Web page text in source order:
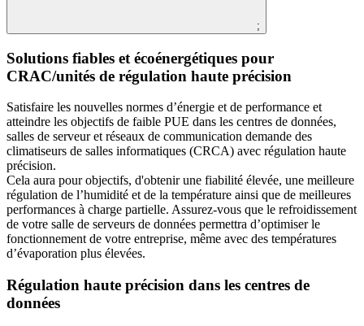
;
Solutions fiables et écoénergétiques pour
CRAC/unités de régulation haute précision
Satisfaire les nouvelles normes d’énergie et de performance et
atteindre les objectifs de faible PUE dans les centres de données,
salles de serveur et réseaux de communication demande des
climatiseurs de salles informatiques (CRCA) avec régulation haute
précision.
Cela aura pour objectifs, d'obtenir une fiabilité élevée, une meilleure
régulation de l’humidité et de la température ainsi que de meilleures
performances à charge partielle. Assurez-vous que le refroidissement
de votre salle de serveurs de données permettra d’optimiser le
fonctionnement de votre entreprise, même avec des températures
d’évaporation plus élevées.
Régulation haute précision dans les centres de
données